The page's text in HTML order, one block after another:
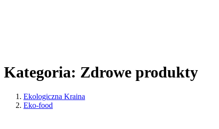
Kategoria: Zdrowe produkty
Ekologiczna Kraina
Eko-food